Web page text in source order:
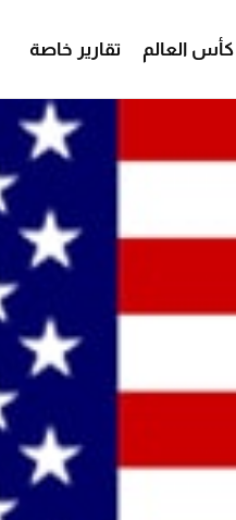
كأس العالم تقارير خاصة